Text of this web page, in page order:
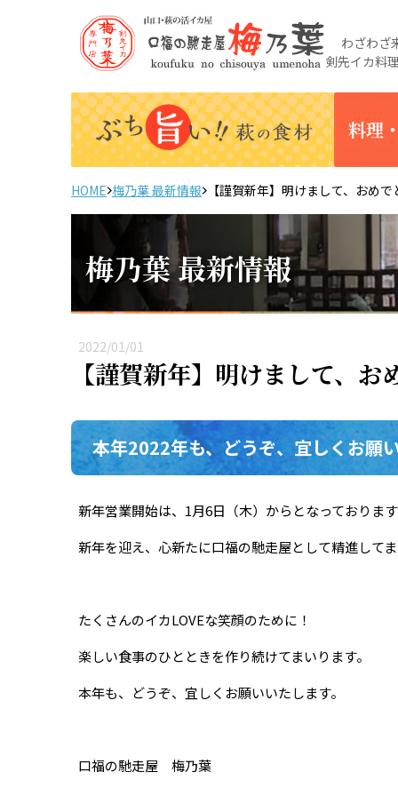
わざわざ
剣先イカ料
料理
HOME 梅乃葉 最新情報 【謹賀新年】明けまして、おめ
梅乃葉 最新情報
2022/01/01
【謹賀新年】明けまして、
本年2022年も、どうぞ、宜しくお願
新年営業開始は、1月6日（木）からとなっておりま
新年を迎え、心新たに口福の馳走屋として精進して
たくさんのイカLOVEな笑顔のために！
楽しい食事のひとときを作り続けてまいります。
本年も、どうぞ、宜しくお願いいたします。
口福の馳走屋 梅乃葉